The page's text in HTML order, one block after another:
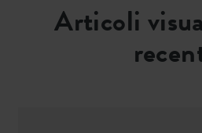
Articoli